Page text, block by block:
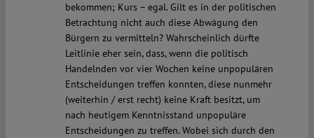
bekommen; Kurs – egal. Gilt es in der politischen
Betrachtung nicht auch diese Abwägung den
Bürgern zu vermitteln? Wahrscheinlich dürfte
Leitlinie eher sein, dass, wenn die politisch
Handelnden vor vier Wochen keine unpopulären
Entscheidungen treffen konnten, diese nunmehr
(weiterhin / erst recht) keine Kraft besitzt, um
nach heutigem Kenntnisstand unpopuläre
Entscheidungen zu treffen. Wobei sich durch den